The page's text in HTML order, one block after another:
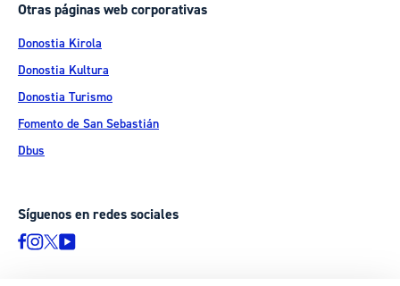
Otras páginas web corporativas
Donostia Kirola
Donostia Kultura
Donostia Turismo
Fomento de San Sebastián
Dbus
Síguenos en redes sociales